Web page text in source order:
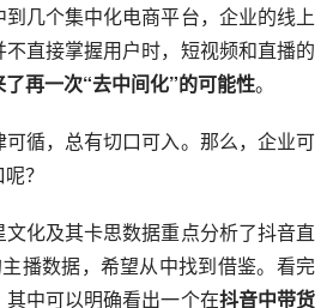
几个集中化电商平台，企业的线上
直接掌握用户时，短视频和直播的
再一次“去中间化”的可能性。
循，总有切口可入。那么，企业可
？
化及其卡思数据重点分析了抖音直
播数据，希望从中找到借鉴。看完
中可以明确看出一个在抖音中带货